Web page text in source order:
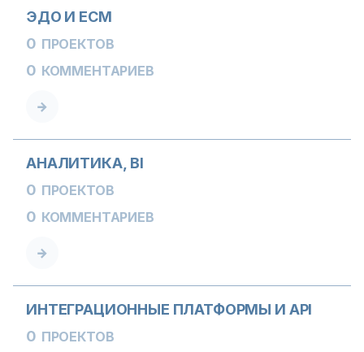
ЭДО И ECM
0 ПРОЕКТОВ
0 КОММЕНТАРИЕВ
АНАЛИТИКА, BI
0 ПРОЕКТОВ
0 КОММЕНТАРИЕВ
ИНТЕГРАЦИОННЫЕ ПЛАТФОРМЫ И API
0 ПРОЕКТОВ